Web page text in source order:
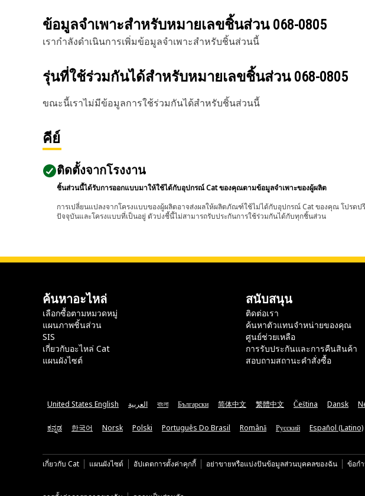
ข้อมูลจำเพาะสำหรับหมายเลขชิ้นส่วน 068-0805
เรากำลังดำเนินการเพิ่มข้อมูลจำเพาะสำหรับชิ้นส่วนนี้
รุ่นที่ใช้ร่วมกันได้สำหรับหมายเลขชิ้นส่วน 068-0805
ขณะนี้เราไม่มีข้อมูลการใช้ร่วมกันได้สำหรับชิ้นส่วนนี้
คีย์
ติดตั้งจากโรงงาน
ชิ้นส่วนนี้ได้รับการออกแบบมาให้ใช้ได้กับอุปกรณ์ Cat ของคุณตามข้อมูลจำเพาะของผู้ผลิต
การเปลี่ยนแปลงจากโครงแบบของผู้ผลิตอาจส่งผลให้ผลิตภัณฑ์ใช้ไม่ได้กับอุปกรณ์ Cat ของคุณ โปร
ปัจจุบันและโครงแบบที่เป็นอยู่ ตัวบ่งชี้นี้ไม่สามารถรับประกันการใช้ร่วมกันได้กับทุกชิ้นส่วน
ค้นหาอะไหล่
เลือกซื้อตามหมวดหมู่
แผนภาพชิ้นส่วน
SIS
เกี่ยวกับอะไหล่ Cat
แผนผังไซต์
สนับสนุน
ติดต่อเรา
ค้นหาตัวแทนจำหน่ายของคุณ
ศูนย์ช่วยเหลือ
การรับประกันและการคืนสินค้า
สอบถามสถานะคำสั่งซื้อ
United States English العربية বাংলা Български 简体中文 繁體中文 Čeština Dansk
ಕನ್ನಡ 한국어 Norsk Polski Português Do Brasil Română Русский Español (Latino)
เกี่ยวกับ Cat แผนผังไซต์ อัปเดตการตั้งค่าคุกกี้ อย่าขายหรือแบ่งปันข้อมูลส่วนบุคคลของฉัน ข้อก